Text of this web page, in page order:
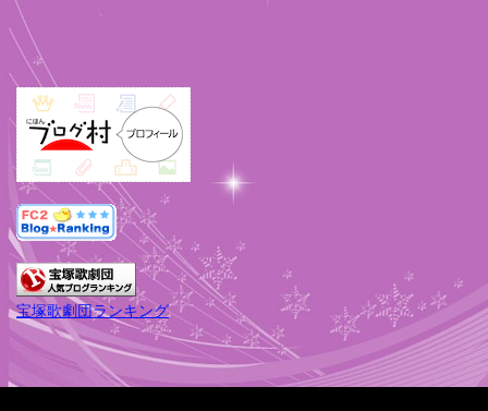
宝塚歌劇団ランキング